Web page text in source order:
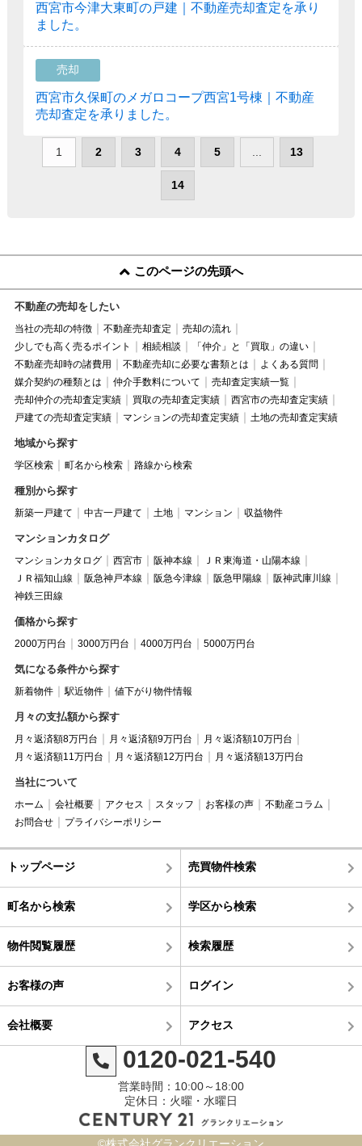
西宮市今津大東町の戸建｜不動産売却査定を承り
ました。
売却
西宮市久保町のメガロコープ西宮1号棟｜不動産
売却査定を承りました。
1 2 3 4 5 ... 13
14
このページの先頭へ
不動産の売却をしたい
当社の売却の特徴 不動産売却査定
売却の流れ
少しでも高く売るポイント
相続相談
「仲介」と「買取」の違い
不動産売却時の諸費用
不動産売却に必要な書類とは
よくある質問
媒介契約の種類とは
仲介手数料について
売却査定実績一覧
売却仲介の売却査定実績
買取の売却査定実績
西宮市の売却査定実績
戸建ての売却査定実績
マンションの売却査定実績 土地の売却査定実績
地域から探す
学区検索 町名から検索 路線から検索
種別から探す
新築一戸建て 中古一戸建て 土地 マンション 収益物件
マンションカタログ
マンションカタログ 西宮市 阪神本線
ＪＲ東海道・山陽本線
ＪＲ福知山線
阪急神戸本線 阪急今津線 阪急甲陽線
阪神武庫川線
神鉄三田線
価格から探す
2000万円台 3000万円台 4000万円台 5000万円台
気になる条件から探す
新着物件 駅近物件 値下がり物件情報
月々の支払額から探す
月々返済額8万円台 月々返済額9万円台
月々返済額10万円台
月々返済額11万円台
月々返済額12万円台 月々返済額13万円台
当社について
ホーム 会社概要 アクセス スタッフ お客様の声
不動産コラム
お問合せ
プライバシーポリシー
トップページ 売買物件検索
町名から検索 学区から検索
物件閲覧履歴 検索履歴
お客様の声 ログイン
会社概要 アクセス
0120-021-540
営業時間：10:00～18:00
定休日：火曜・水曜日
©株式会社グランクリエーション